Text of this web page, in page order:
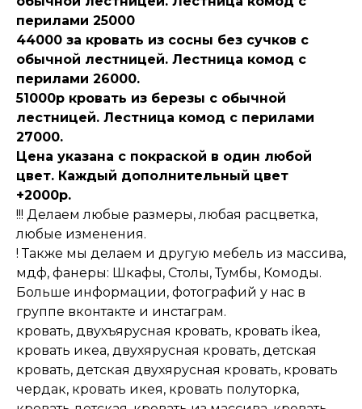
перилами 25000
44000 за кровать из сосны без сучков с
обычной лестницей. Лестница комод с
перилами 26000.
51000р кровать из березы с обычной
лестницей. Лестница комод с перилами
27000.
Цена указана с покраской в один любой
цвет. Каждый дополнительный цвет
+2000р.
!!! Делаем любые размеры, любая расцветка,
любые изменения.
! Также мы делаем и другую мебель из массива,
мдф, фанеры: Шкафы, Столы, Тумбы, Комоды.
Больше информации, фотографий у нас в
группе вконтакте и инстаграм.
кровать, двухъярусная кровать, кровать ikea,
кровать икеа, двухярусная кровать, детская
кровать, детская двухярусная кровать, кровать
чердак, кровать икея, кровать полуторка,